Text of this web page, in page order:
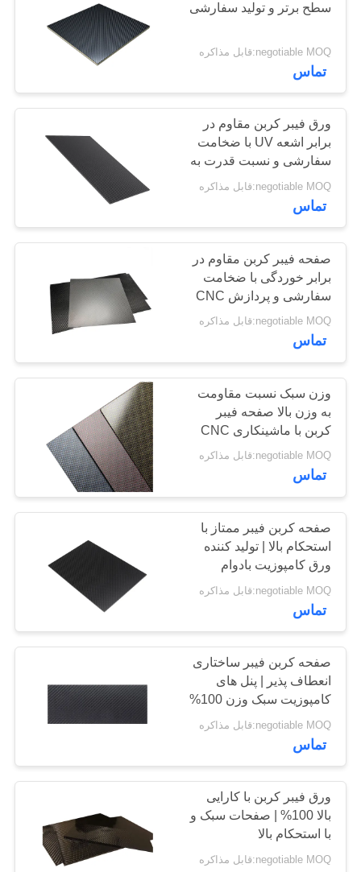
درخواست
نقل قول
نقشه
سایت
PRIVACY
POLICY
فیبر کربن لوله فیبری
صفحات کامپوزیتی
فیبر کربن
8
فیبر کربن راد
22
قطبهای فایبرگلاس
22
قطعات آلومینیومی
CNC
31
سطح برتر و تولید سفارشی
negotiable MOQ:قابل مذاکره
تماس
ورق فیبر کربن مقاوم در
برابر اشعه UV با ضخامت
سفارشی و نسبت قدرت به
وزن بالا
negotiable MOQ:قابل مذاکره
تماس
صفحه فیبر کربن مقاوم در
برابر خوردگی با ضخامت
سفارشی و پردازش CNC
دقیق
negotiable MOQ:قابل مذاکره
تماس
وزن سبک نسبت مقاومت
به وزن بالا صفحه فیبر
کربن با ماشینکاری CNC
negotiable MOQ:قابل مذاکره
تماس
صفحه کربن فیبر ممتاز با
استحکام بالا | تولید کننده
ورق کامپوزیت بادوام
negotiable MOQ:قابل مذاکره
تماس
صفحه کربن فیبر ساختاری
انعطاف پذیر | پنل های
کامپوزیت سبک وزن 100%
3K
negotiable MOQ:قابل مذاکره
تماس
ورق فیبر کربن با کارایی
بالا 100% | صفحات سبک و
با استحکام بالا
negotiable MOQ:قابل مذاکره